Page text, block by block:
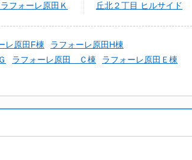
フォーレ原田Ｋ
丘北２丁目 ヒルサイド
レ原田F棟
ラフォーレ原田H棟
ラフォーレ原田 Ｃ棟
ラフォーレ原田Ｅ棟